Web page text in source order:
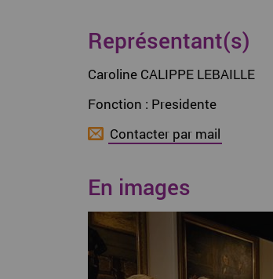
Représentant(s)
Caroline CALIPPE LEBAILLE
Fonction : Presidente
Contacter par mail
En images